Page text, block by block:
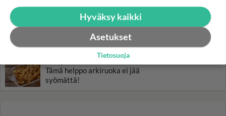
Danny, 83, teki yllättävän
Helmi Loukasmäki?
Kun yksi kauhallinen ei riitä...
Tämä helppo arkiruoka ei jää
syömättä!
Hyväksy kaikki
Asetukset
Tietosuoja